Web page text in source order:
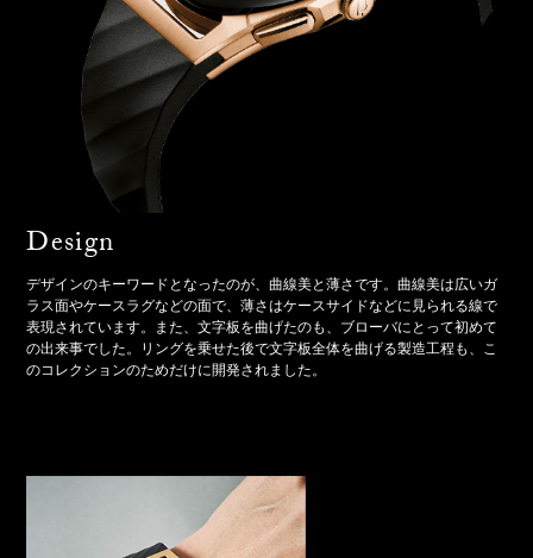
Design
デザインのキーワードとなったのが、曲線美と薄さです。曲線美は広いガ
ラス面やケースラグなどの面で、薄さはケースサイドなどに見られる線で
表現されています。また、文字板を曲げたのも、ブローバにとって初めて
の出来事でした。リングを乗せた後で文字板全体を曲げる製造工程も、こ
のコレクションのためだけに開発されました。